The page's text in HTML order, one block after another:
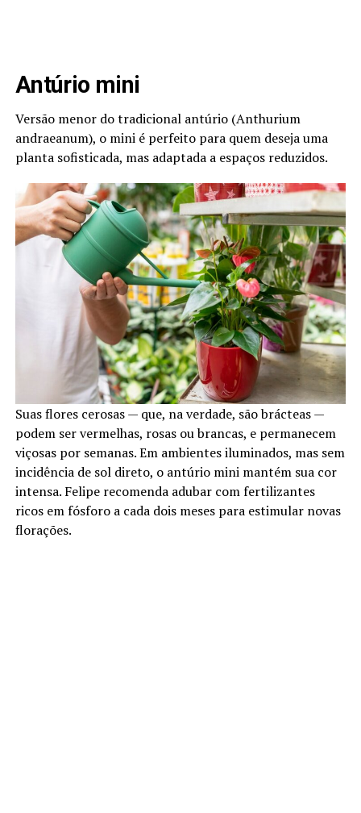
Antúrio mini
Versão menor do tradicional antúrio (Anthurium
andraeanum), o mini é perfeito para quem deseja uma
planta sofisticada, mas adaptada a espaços reduzidos.
Suas flores cerosas — que, na verdade, são brácteas —
podem ser vermelhas, rosas ou brancas, e permanecem
viçosas por semanas. Em ambientes iluminados, mas sem
incidência de sol direto, o antúrio mini mantém sua cor
intensa. Felipe recomenda adubar com fertilizantes
ricos em fósforo a cada dois meses para estimular novas
florações.